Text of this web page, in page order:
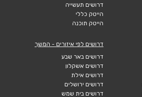
דרושים תעשייה
הייטק כללי
הייטק תוכנה
דרושים לפי איזורים - המשך
דרושים באר שבע
דרושים אשקלון
דרושים אילת
דרושים ירושלים
דרושים בית שמש